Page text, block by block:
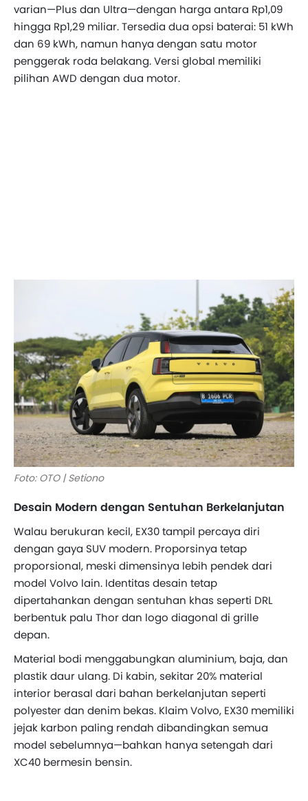
varian—Plus dan Ultra—dengan harga antara Rp1,09
hingga Rp1,29 miliar. Tersedia dua opsi baterai: 51 kWh
dan 69 kWh, namun hanya dengan satu motor
penggerak roda belakang. Versi global memiliki
pilihan AWD dengan dua motor.
Foto: OTO | Setiono
Desain Modern dengan Sentuhan Berkelanjutan
Walau berukuran kecil, EX30 tampil percaya diri
dengan gaya SUV modern. Proporsinya tetap
proporsional, meski dimensinya lebih pendek dari
model Volvo lain. Identitas desain tetap
dipertahankan dengan sentuhan khas seperti DRL
berbentuk palu Thor dan logo diagonal di grille
depan.
Material bodi menggabungkan aluminium, baja, dan
plastik daur ulang. Di kabin, sekitar 20% material
interior berasal dari bahan berkelanjutan seperti
polyester dan denim bekas. Klaim Volvo, EX30 memiliki
jejak karbon paling rendah dibandingkan semua
model sebelumnya—bahkan hanya setengah dari
XC40 bermesin bensin.